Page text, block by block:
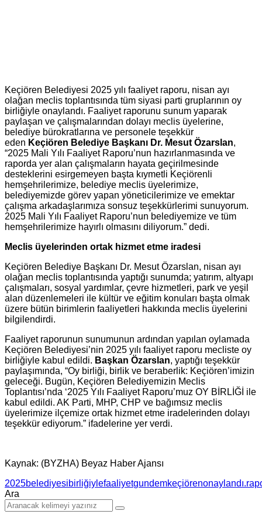
Keçiören Belediyesi 2025 yılı faaliyet raporu, nisan ayı
olağan meclis toplantısında tüm siyasi parti gruplarının oy
birliğiyle onaylandı. Faaliyet raporunu sunum yaparak
paylaşan ve çalışmalarından dolayı meclis üyelerine,
belediye bürokratlarına ve personele teşekkür
eden Keçiören Belediye Başkanı Dr. Mesut Özarslan,
“2025 Mali Yılı Faaliyet Raporu’nun hazırlanmasında ve
raporda yer alan çalışmaların hayata geçirilmesinde
desteklerini esirgemeyen başta kıymetli Keçiörenli
hemşehrilerimize, belediye meclis üyelerimize,
belediyemizde görev yapan yöneticilerimize ve emektar
çalışma arkadaşlarımıza sonsuz teşekkürlerimi sunuyorum.
2025 Mali Yılı Faaliyet Raporu’nun belediyemize ve tüm
hemşehrilerimize hayırlı olmasını diliyorum.” dedi.
Meclis üyelerinden ortak hizmet etme iradesi
Keçiören Belediye Başkanı Dr. Mesut Özarslan, nisan ayı
olağan meclis toplantısında yaptığı sunumda; yatırım, altyapı
çalışmaları, sosyal yardımlar, çevre hizmetleri, park ve yeşil
alan düzenlemeleri ile kültür ve eğitim konuları başta olmak
üzere bütün birimlerin faaliyetleri hakkında meclis üyelerini
bilgilendirdi.
Faaliyet raporunun sunumunun ardından yapılan oylamada
Keçiören Belediyesi’nin 2025 yılı faaliyet raporu mecliste oy
birliğiyle kabul edildi. Başkan Özarslan, yaptığı teşekkür
paylaşımında, “Oy birliği, birlik ve beraberlik: Keçiören’imizin
geleceği. Bugün, Keçiören Belediyemizin Meclis
Toplantısı’nda ‘2025 Yılı Faaliyet Raporu’muz OY BİRLİĞİ ile
kabul edildi. AK Parti, MHP, CHP ve bağımsız meclis
üyelerimize ilçemize ortak hizmet etme iradelerinden dolayı
teşekkür ediyorum.” ifadelerine yer verdi.
Kaynak: (BYZHA) Beyaz Haber Ajansı
2025belediyesibirliğiylefaaliyetgundemkeçiörenonaylandı.
Ara